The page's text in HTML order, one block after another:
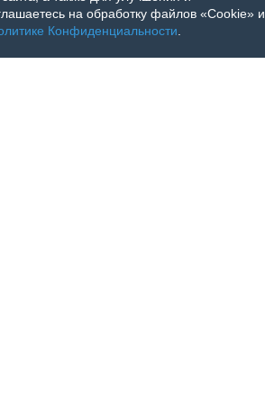
на обработку файлов «Cookie» и
Конфиденциальности